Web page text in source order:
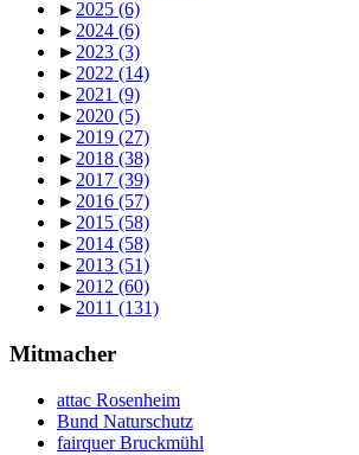
►2025 (6)
►2024 (6)
►2023 (3)
►2022 (14)
►2021 (9)
►2020 (5)
►2019 (27)
►2018 (38)
►2017 (39)
►2016 (57)
►2015 (58)
►2014 (58)
►2013 (51)
►2012 (60)
►2011 (131)
Mitmacher
attac Rosenheim
Bund Naturschutz
fairquer Bruckmühl